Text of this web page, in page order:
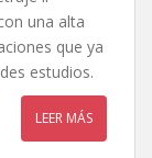
una alta
que ya
estudios.
LEER MÁS